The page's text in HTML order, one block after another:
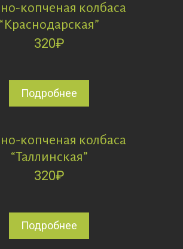
копченая колбаса
“Краснодарская”
320₽
Подробнее
копченая колбаса
“Таллинская”
320₽
Подробнее